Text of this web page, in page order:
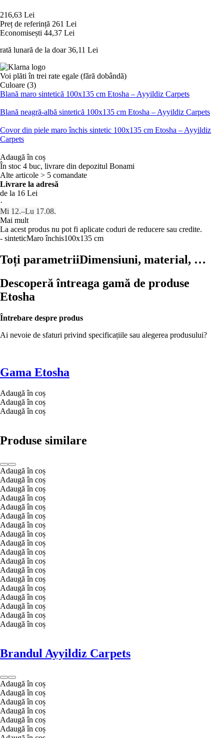
216,63 Lei
Preț de referință 261 Lei
Economisești 44,37 Lei
rată lunară de la doar 36,11 Lei
Voi plăti în trei rate egale (fără dobândă)
Culoare (3)
Blană maro sintetică 100x135 cm Etosha – Ayyildiz Carpets
Blană neagră-albă sintetică 100x135 cm Etosha – Ayyildiz Carpets
Covor din piele maro închis sintetic 100x135 cm Etosha – Ayyildiz
Carpets
Adaugă în coș
În stoc 4 buc, livrare din depozitul Bonami
Alte articole > 5 comandate
Livrare la adresă
de la 16 Lei
·
Mi 12.–Lu 17.08.
Mai mult
La acest produs nu pot fi aplicate coduri de reducere sau credite.
- sinteticMaro închis100x135 cm
Toți parametriiDimensiuni, material, …
Descoperă întreaga gamă de produse
Etosha
Întrebare despre produs
Ai nevoie de sfaturi privind specificațiile sau alegerea produsului?
Gama Etosha
Adaugă în coș
Adaugă în coș
Adaugă în coș
Produse similare
Adaugă în coș
Adaugă în coș
Adaugă în coș
Adaugă în coș
Adaugă în coș
Adaugă în coș
Adaugă în coș
Adaugă în coș
Adaugă în coș
Adaugă în coș
Adaugă în coș
Adaugă în coș
Adaugă în coș
Adaugă în coș
Adaugă în coș
Adaugă în coș
Adaugă în coș
Adaugă în coș
Brandul Ayyildiz Carpets
Adaugă în coș
Adaugă în coș
Adaugă în coș
Adaugă în coș
Adaugă în coș
Adaugă în coș